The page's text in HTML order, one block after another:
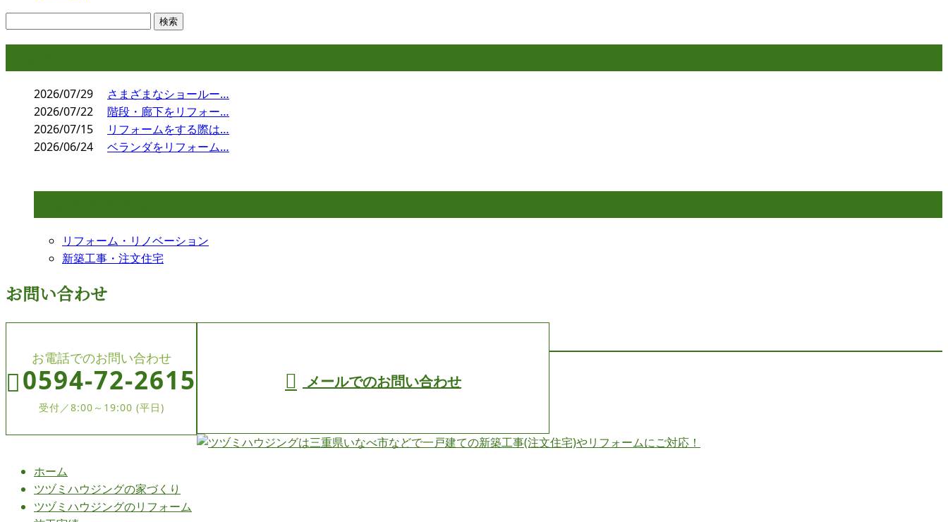
2026/07/29
さまざまなショールー…
2026/07/22
階段・廊下をリフォー…
2026/07/15
リフォームをする際は…
2026/06/24
ベランダをリフォーム…
リフォーム・リノベーション
新築工事・注文住宅
お問い合わせ
お電話でのお問い合わせ
0594-72-2615
受付／8:00～19:00 (平日)
メールでのお問い合わせ
ホーム
ツヅミハウジングの家づくり
ツヅミハウジングのリフォーム